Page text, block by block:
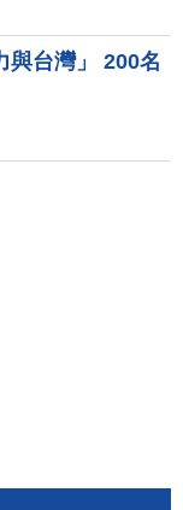
與台灣」 200名